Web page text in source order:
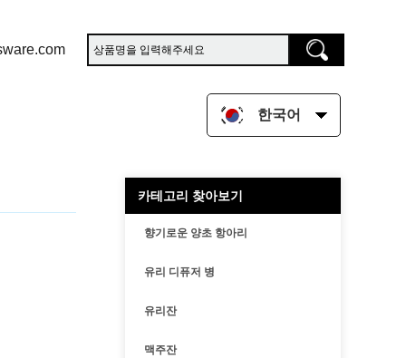
한국어
카테고리 찾아보기
향기로운 양초 항아리
유리 디퓨저 병
유리잔
맥주잔